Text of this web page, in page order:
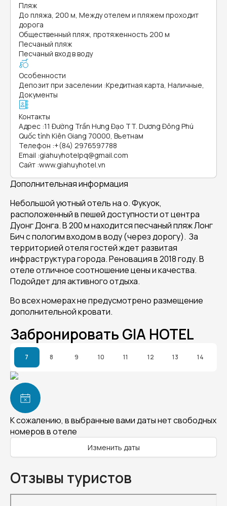
Пляж
До пляжа, 200 м, Между отелем и пляжем проходит
дорога
Общественный пляж, протяженность 200 м
Песчаный пляж
Песчаный вход в воду
Особенности
Депозит при заселении :Кредитная карта, Наличные,
Документы
Контакты
Адрес :11 Đường Trần Hưng Đạo TT. Dương Đông Phú
Quốc tỉnh Kiên Giang 70000, Вьетнам
Телефон :+(84) 2976597788
Email :giahuyhotelpq@gmail.com
Сайт :www.giahuyhotel.vn
Дополнительная информация
Небольшой уютный отель на о. Фукуок,
расположенный в пешей доступности от центра
Дуонг Донга. В 200 м находится песчаный пляж Лонг
Бич с пологим входом в воду (через дорогу). За
территорией отеля гостей ждет развитая
инфраструктура города. Реновация в 2018 году. В
отеле отличное соотношение цены и качества.
Подойдет для активного отдыха.
Во всех номерах не предусмотрено размещение
дополнительной кровати.
Забронировать GIA HOTEL
7 8 9 10 11 12 13 14
К сожалению, в выбранные вами даты нет свободных
номеров в отеле
Изменить даты
Отзывы туристов